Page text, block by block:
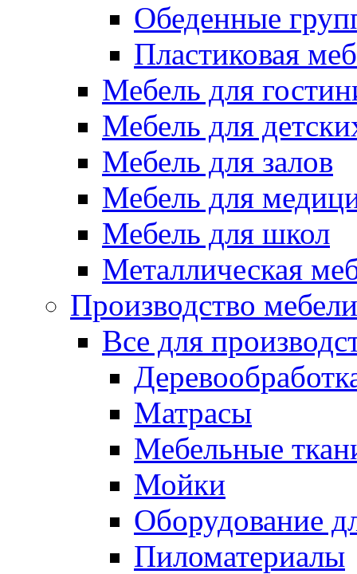
Обеденные
Пластиковая
Мебель для
Мебель для
Мебель для залов
Мебель для
Мебель для школ
Металлическая
Производство мебели
Все для
Матрасы
Мебельные
Мойки
Оборудование
Пиломатериалы